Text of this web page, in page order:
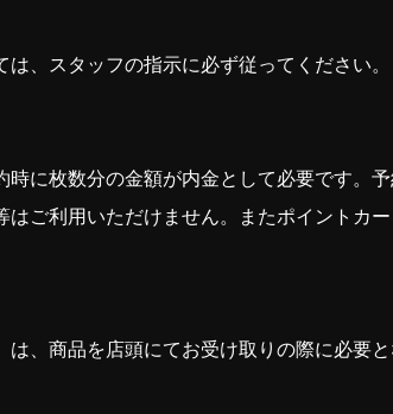
、スタッフの指示に必ず従ってください。
に枚数分の金額が内金として必要です。
ご利用いただけません。またポイントカ
、商品を店頭にてお受け取りの際に必要